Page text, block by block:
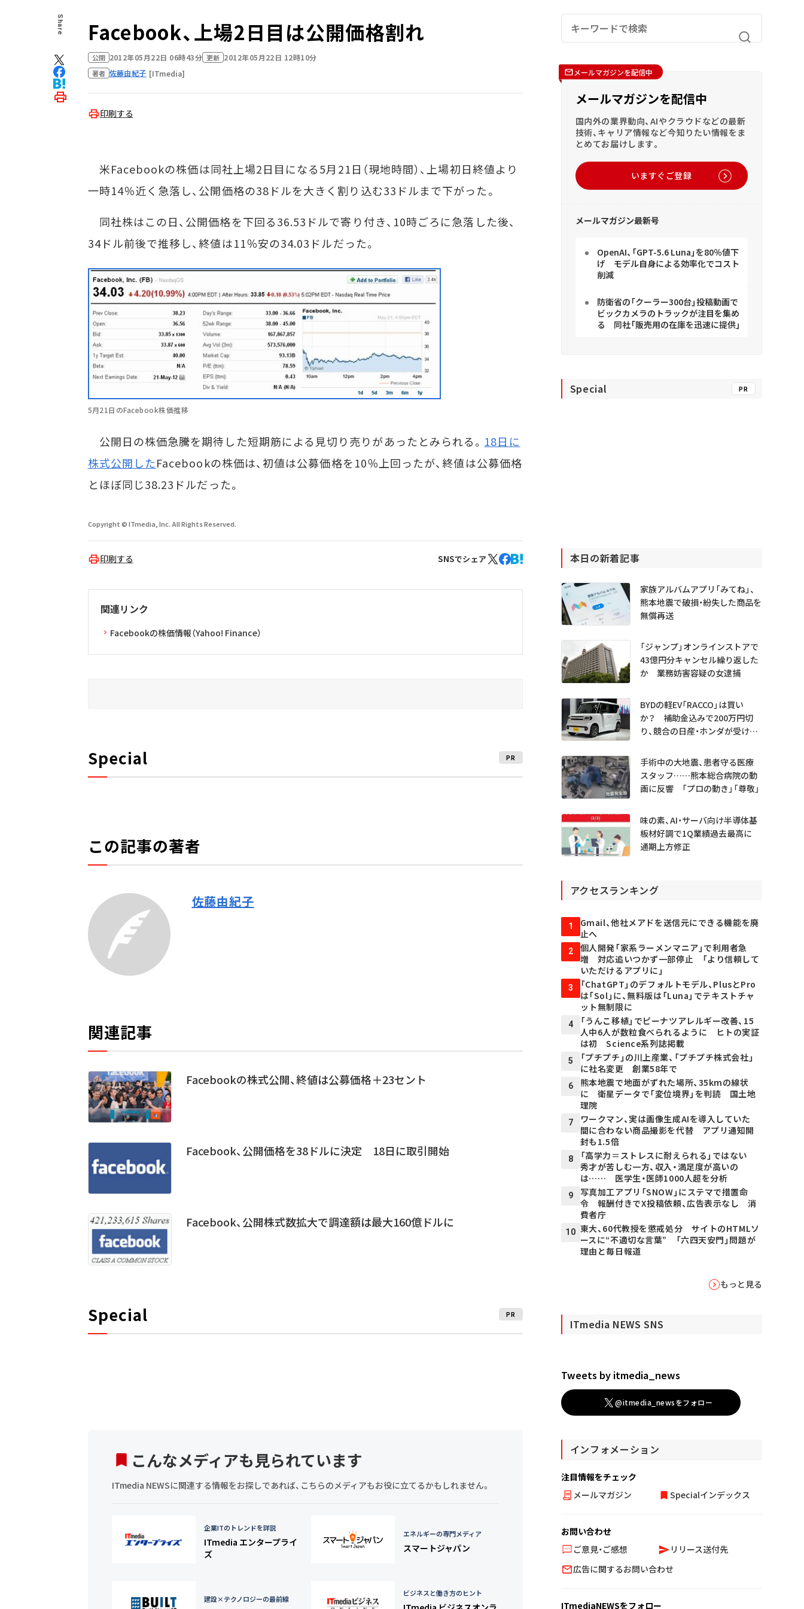
Share Facebook、上場2日目は公開価格割れ
公開 2012年05月22日 06時43分 更新 2012年05月22日 12時10分
著者 佐藤由紀子 [ITmedia]
印刷する
米Facebookの株価は同社上場2日目になる5月21日（現地時間）、上場初日終値より
一時14％近く急落し、公開価格の38ドルを大きく割り込む33ドルまで下がった。
同社株はこの日、公開価格を下回る36.53ドルで寄り付き、10時ごろに急落した後、
34ドル前後で推移し、終値は11％安の34.03ドルだった。
5月21日のFacebook株価推移
公開日の株価急騰を期待した短期筋による見切り売りがあったとみられる。 18日に
株式公開したFacebookの株価は、初値は公募価格を10％上回ったが、終値は公募価格
とほぼ同じ38.23ドルだった。
Copyright © ITmedia, Inc. All Rights Reserved.
印刷する SNSでシェア
関連リンク
Facebookの株価情報（Yahoo! Finance）
Special PR
この記事の著者
佐藤由紀子
関連記事
Facebookの株式公開、終値は公募価格＋23セント
Facebook、公開価格を38ドルに決定 18日に取引開始
Facebook、公開株式数拡大で調達額は最大160億ドルに
Special PR
こんなメディアも見られています
ITmedia NEWSに関連する情報をお探しであれば、こちらのメディアもお役に立てるかもしれません。
企業ITのトレンドを詳説
ITmedia エンタープライ
ズ
エネルギーの専門メディア
スマートジャパン
建設×テクノロジーの最前線
ビジネスと働き方のヒント
メールマガジンを配信中
メールマガジンを配信中
国内外の業界動向、AIやクラウドなどの最新
技術、キャリア情報など今知りたい情報をま
とめてお届けします。
いますぐご登録
メールマガジン最新号
OpenAI、「GPT-5.6 Luna」を80％値下
げ モデル自身による効率化でコスト
削減
防衛省の「クーラー300台」投稿動画で
ビックカメラのトラックが注目を集め
る 同社「販売用の在庫を迅速に提供」
Special PR
本日の新着記事
家族アルバムアプリ「みてね」、
熊本地震で破損・紛失した商品を
無償再送
「ジャンプ」オンラインストアで
43億円分キャンセル繰り返した
か 業務妨害容疑の女逮捕
BYDの軽EV「RACCO」は買い
か？ 補助金込みで200万円切
り、競合の日産・ホンダが受ける
手術中の大地震、患者守る医療
スタッフ……熊本総合病院の動
画に反響 「プロの動き」「尊敬」
味の素、AI・サーバ向け半導体基
板材好調で1Q業績過去最高に
通期上方修正
アクセスランキング
1
Gmail、他社メアドを送信元にできる機能を廃
止へ
2
個人開発「家系ラーメンマニア」で利用者急
増 対応追いつかず一部停止 「より信頼して
いただけるアプリに」
3
「ChatGPT」のデフォルトモデル、PlusとPro
は「Sol」に、無料版は「Luna」でテキストチャ
ット無制限に
4
「うんこ移植」でピーナツアレルギー改善、15
人中6人が数粒食べられるように ヒトの実証
は初 Science系列誌掲載
5
「プチプチ」の川上産業、「プチプチ株式会社」
に社名変更 創業58年で
6
熊本地震で地面がずれた場所、35kmの線状
に 衛星データで「変位境界」を判読 国土地
理院
7
ワークマン、実は画像生成AIを導入していた
間に合わない商品撮影を代替 アプリ通知開
封も1.5倍
8
「高学力＝ストレスに耐えられる」ではない
秀才が苦しむ一方、収入・満足度が高いの
は…… 医学生・医師1000人超を分析
9
写真加工アプリ「SNOW」にステマで措置命
令 報酬付きでX投稿依頼、広告表示なし 消
費者庁
10 東大、60代教授を懲戒処分 サイトのHTMLソ
ースに“不適切な言葉” 「六四天安門」問題が
理由と毎日報道
もっと見る
ITmedia NEWS SNS
Tweets by itmedia_news
@itmedia_newsをフォロー
インフォメーション
注目情報をチェック
メールマガジン
Specialインデックス
お問い合わせ
ご意見・ご感想
リリース送付先
広告に関するお問い合わせ
ITmediaNEWSをフォロー